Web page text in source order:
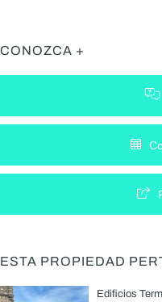
CONOZCA +
ESTA PROPIEDAD
Edificios